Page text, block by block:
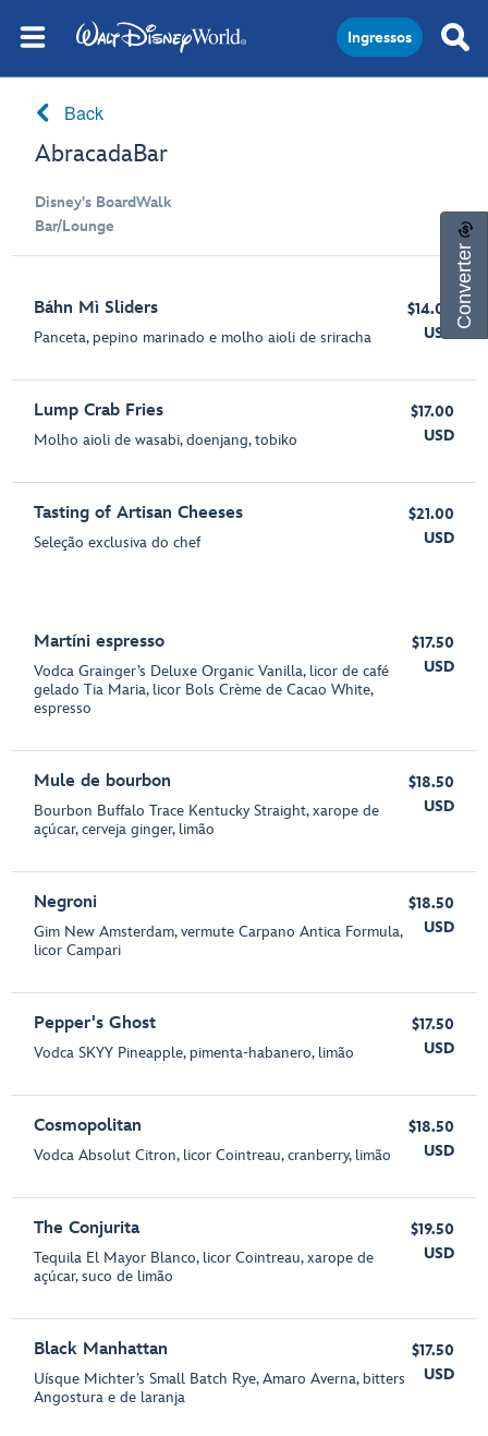
Ingressos
Back
AbracadaBar
Disney's BoardWalk
Bar/Lounge
Báhn Mì Sliders
Panceta, pepino marinado e molho aioli de sriracha
$14.00
USD
Lump Crab Fries
Molho aioli de wasabi, doenjang, tobiko
$17.00
USD
Tasting of Artisan Cheeses
Seleção exclusiva do chef
$21.00
USD
Martíni espresso
Vodca Grainger’s Deluxe Organic Vanilla, licor de café
gelado Tia Maria, licor Bols Crème de Cacao White,
espresso
$17.50
USD
Mule de bourbon
Bourbon Buffalo Trace Kentucky Straight, xarope de
açúcar, cerveja ginger, limão
$18.50
USD
Negroni
Gim New Amsterdam, vermute Carpano Antica Formula,
licor Campari
$18.50
USD
Pepper's Ghost
Vodca SKYY Pineapple, pimenta-habanero, limão
$17.50
USD
Cosmopolitan
Vodca Absolut Citron, licor Cointreau, cranberry, limão
$18.50
USD
The Conjurita
Tequila El Mayor Blanco, licor Cointreau, xarope de
açúcar, suco de limão
$19.50
USD
Black Manhattan
Uísque Michter’s Small Batch Rye, Amaro Averna, bitters
Angostura e de laranja
$17.50
USD
Converter